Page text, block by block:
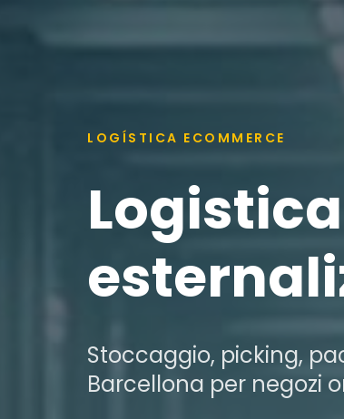
LOGÍSTICA ECOMMERCE
Stoccaggio, picking,
Barcellona per negozi